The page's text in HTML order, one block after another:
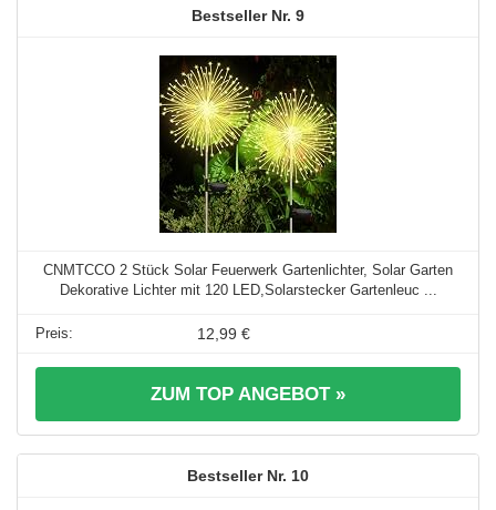
9
CNMTCCO 2 Stück Solar Feuerwerk Gartenlichter, Solar Garten
Dekorative Lichter mit 120 LED,Solarstecker Gartenleuc ...
12,99 €
ZUM TOP ANGEBOT »
10